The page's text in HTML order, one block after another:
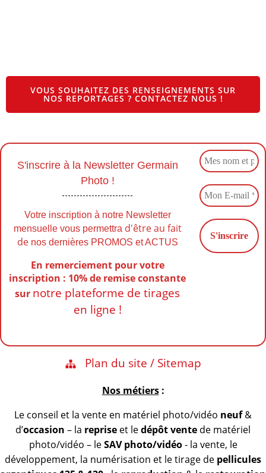
VOUS SOUHAITEZ DES RENSEIGNEMENTS SUR
NOS REPORTAGES ? CONTACTEZ NOUS !
S'inscrire à la Newsletter Germain
Photo !
Votre inscription à notre Newsletter
mensuelle vous permettra d'être au fait
denos dernières PROMOS et ACTUS
En remerciement pour votre
inscription : 10% de remiseconstante
sur notre plateforme de tirages
en ligne !
Plan du site / Sitemap
Nos métiers:
Le conseil et la vente en matériel photo/vidéo neuf&
d’occasion – la reprise et ledépôt vente de matériel
photo/vidéo – leSAV photo/vidéo- la vente, le
développement, la numérisation et le tirage de pellicules